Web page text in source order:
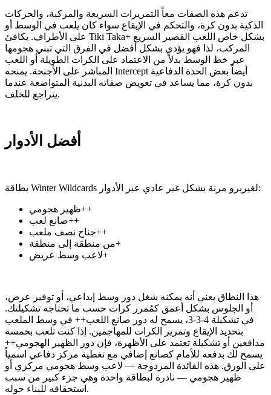
تدعم هذه الصفات معاً التمريرات السريعة والمركبة، والحركات
الذكية بدون كرة، والتحكم في الإيقاع سواء كان يلعب في الوسط أو
على الأطراف. يكافئ Tiki Taka+ بشكل خاص اللعب القصير السريع
المركب، لذا فهو يؤدي بشكل أفضل في الفرق التي تبني هجومها
عبر خط الوسط بدلاً من الاعتماد على الكرات الطويلة أو اللعب
المباشر على الأجنحة. يمنحه Intercept أيضاً بعض الحدة الدفاعية
بدون كرة، مما يساعد في تعويض صفاته البدنية المتواضعة عندما
يتراجع للخلف.
أفضل الأدوار
بطاقة Winter Wildcards لغيريرو مرنة بشكل غير عادي عبر الأدوار:
ظهير هجومي++
صانع لعب++
جناح نصف ملعب++
من منطقة إلى منطقة+
لاعب وسط عريض+
هذا النطاق يعني أنه يمكنه شغل دور وسط إبداعي، أو توفير عرض،
أو الجلوس بشكل أعمق كمُمرر كرات حسب ما تحتاجه تشكيلتك.
في تشكيلة 4-3-3، يسمح له دور صانع اللعب++ في وسط الملعب
بتحديد الإيقاع وتمرير الكرات للمهاجمين. إذا كنت تلعب بخمسة
مدافعين أو تشكيلة تعتمد على الأظهرة، فإن دور الظهير الهجومي++
يسمح لك بدفعه للأمام كصانع إضافي مع تغطية مركز دفاعي اسمياً
على الورق. هذه الفائدة المزدوجة — لاعب وسط هجومي مركزي أو
ظهير هجومي — نادرة لبطاقة واحدة وهي جزء كبير من سبب
استحقاقه للبناء حوله.